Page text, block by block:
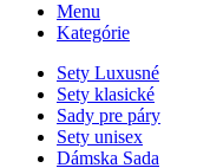
Menu
Kategórie
Sety Luxusné
Sety klasické
Sady pre páry
Sety unisex
Dámska Sada